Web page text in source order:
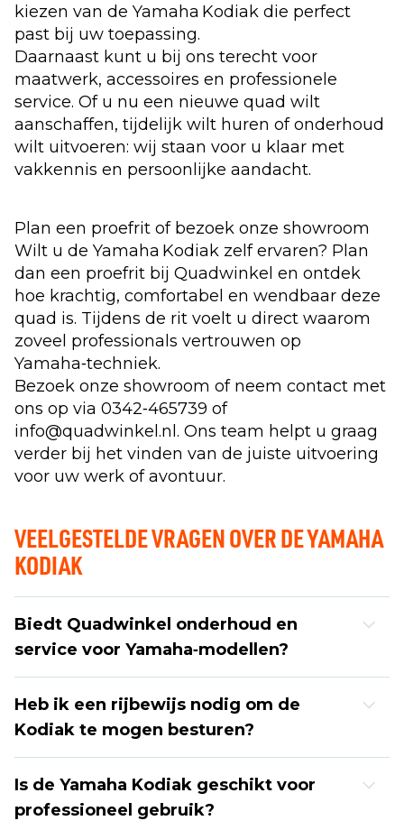
kiezen van de Yamaha Kodiak die perfect
past bij uw toepassing.
Daarnaast kunt u bij ons terecht voor
maatwerk, accessoires en professionele
service. Of u nu een nieuwe quad wilt
aanschaffen, tijdelijk wilt huren of onderhoud
wilt uitvoeren: wij staan voor u klaar met
vakkennis en persoonlijke aandacht.
Plan een proefrit of bezoek onze showroom
Wilt u de Yamaha Kodiak zelf ervaren? Plan
dan een proefrit bij Quadwinkel en ontdek
hoe krachtig, comfortabel en wendbaar deze
quad is. Tijdens de rit voelt u direct waarom
zoveel professionals vertrouwen op
Yamaha‑techniek.
Bezoek onze showroom of neem contact met
ons op via 0342‑465739 of
info@quadwinkel.nl . Ons team helpt u graag
verder bij het vinden van de juiste uitvoering
voor uw werk of avontuur.
VEELGESTELDE VRAGEN OVER DE YAMAHA
KODIAK
Biedt Quadwinkel onderhoud en
service voor Yamaha‑modellen?
Heb ik een rijbewijs nodig om de
Kodiak te mogen besturen?
Is de Yamaha Kodiak geschikt voor
professioneel gebruik?